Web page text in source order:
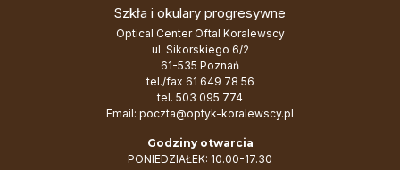
Szkła i okulary progresywne
Optical Center Oftal Koralewscy
ul. Sikorskiego 6/2
61-535 Poznań
tel./fax 61 649 78 56
tel. 503 095 774
Email: poczta@optyk-koralewscy.pl
Godziny otwarcia
PONIEDZIAŁEK: 10.00-17.30